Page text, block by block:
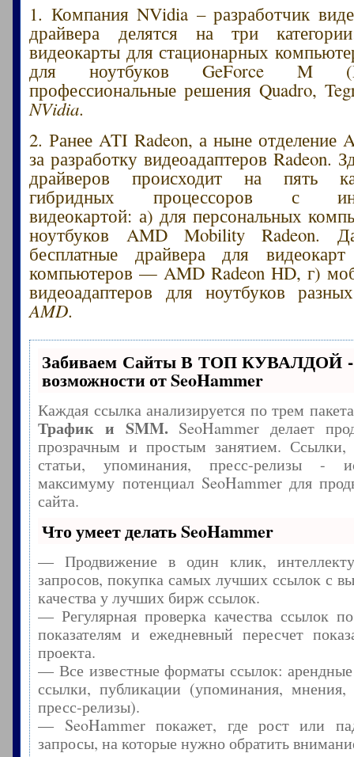
1. Компания NVidia – разработчик
драйвера делятся на три
видеокарты для стационарных
для ноутбуков GeForce M
профессиональные решения Quadro,
NVidia.
2. Ранее ATI Radeon, а ныне отделение
за разработку видеоадаптеров Radeon.
драйверов происходит на пять
гибридных процессоров с
видеокартой: а) для персональных
ноутбуков AMD Mobility Radeon.
бесплатные драйвера для видеокарт
компьютеров — AMD Radeon HD, г)
видеоадаптеров для ноутбуков
AMD.
Забиваем Сайты В ТОП КУВАЛДОЙ -
возможности от SeoHammer
Каждая ссылка анализируется по трем
Трафик и SMM.SeoHammer делает
прозрачным и простым занятием. Ссылки,
статьи, упоминания, пресс-релизы -
максимуму потенциал SeoHammer для
сайта.
Что умеет делать SeoHammer
— Продвижение в один клик,
запросов, покупка самых лучших ссылок с
качества у лучших бирж ссылок.
— Регулярная проверка качества ссылок
показателям и ежедневный пересчет
проекта.
— Все известные форматы ссылок:
ссылки, публикации (упоминания, мнения,
пресс-релизы).
— SeoHammer покажет, где рост или
запросы, на которые нужно обратить